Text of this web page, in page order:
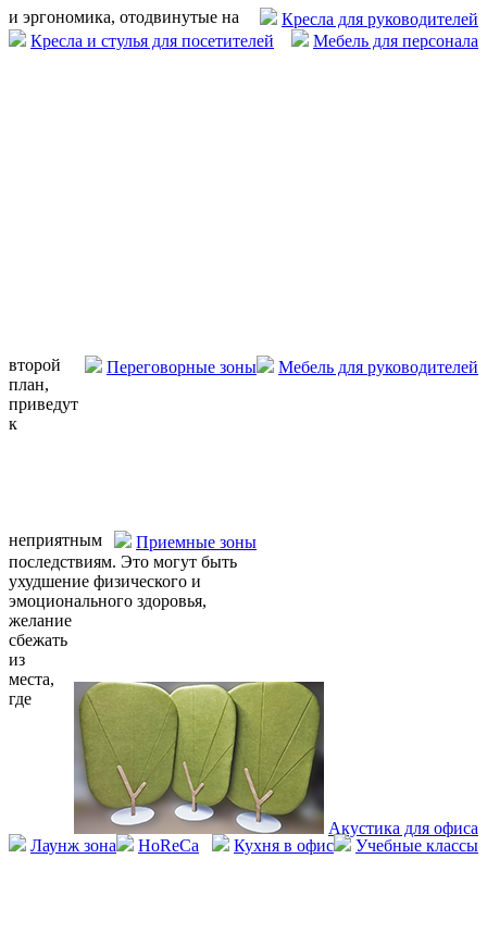
Кресла для руководителей
Кресла и стулья для посетителей
Мебель для персонала
Мебель для руководителей
Переговорные зоны
Приемные зоны
Акустика для офиса
Учебные классы
Лаунж зона Кухня в офис
HoReCa
и эргономика, отодвинутые на
второй
план,
приведут
к
неприятным
последствиям. Это могут быть
ухудшение физического и
эмоционального здоровья,
желание
сбежать
из
места,
где